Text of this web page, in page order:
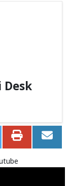
Desk